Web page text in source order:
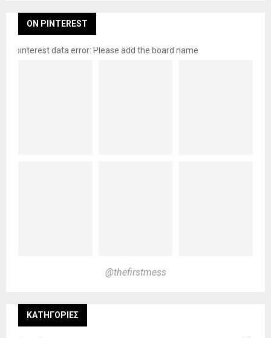
ON PINTEREST
pinterest data error: Please add the board name
@thefirstmess
KΑΤΗΓΟΡΊΕΣ